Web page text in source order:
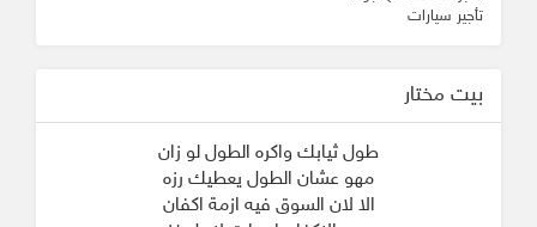
تأجير سيارات
بيت مختار
طول ثيابك واكره الطول لو زان
مهو عشان الطول يعطيك رزه
الا لان السوق فيه ازمة اكفان